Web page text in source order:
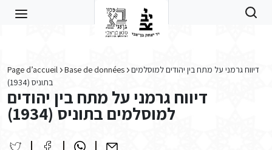
Page d’accueil Base de données
דיווח גרמני על מתח בין יהודים למוסלמים
בתוניס (1934)
דיווח גרמני על מתח בין יהודים
למוסלמים בתוניס (1934)